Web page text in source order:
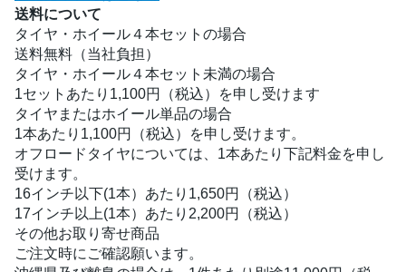
送料について
タイヤ・ホイール４本セットの場合
送料無料（当社負担）
タイヤ・ホイール４本セット未満の場合
1セットあたり1,100円（税込）を申し受けます
タイヤまたはホイール単品の場合
1本あたり1,100円（税込）を申し受けます。
オフロードタイヤについては、1本あたり下記料金を申し
受けます。
16インチ以下(1本）あたり1,650円（税込）
17インチ以上(1本）あたり2,200円（税込）
その他お取り寄せ商品
ご注文時にご確認願います。